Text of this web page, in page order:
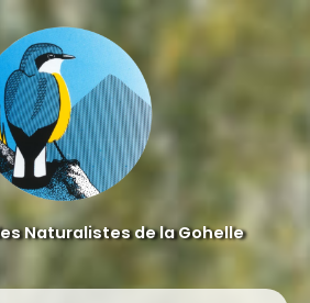
Naturalistes de la Gohelle